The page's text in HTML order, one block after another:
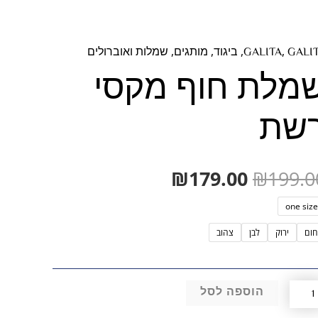
GALITA,
, ביגוד, מותגים, שמלות ואוברולים
חוף מקסי
₪
המחיר
המקורי
היה:
₪179.00
המחיר
הנוכחי
הוא:
one size
חום ירוק לבן צהוב
הוספה לסל